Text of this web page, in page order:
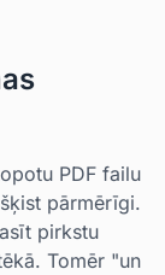
PDF failu
pārmērīgi.
pirkstu
Tomēr "un